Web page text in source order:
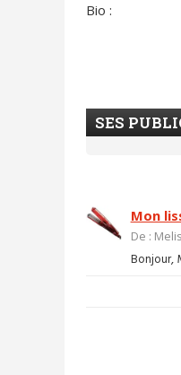
Bio :
SES
Mon
De :
Bonjour,